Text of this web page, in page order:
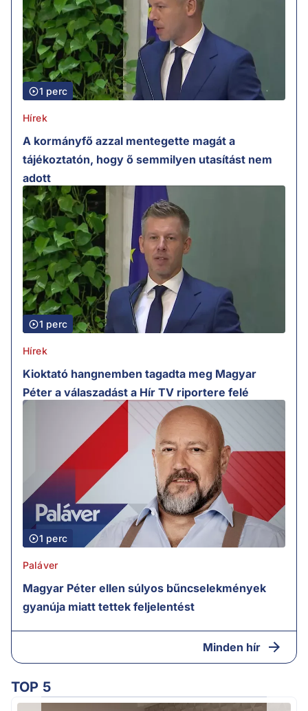
1 perc
Hírek
A kormányfő azzal mentegette magát a
tájékoztatón, hogy ő semmilyen utasítást nem
adott
1 perc
Hírek
Kioktató hangnemben tagadta meg Magyar
Péter a válaszadást a Hír TV riportere felé
1 perc
Paláver
Magyar Péter ellen súlyos bűncselekmények
gyanúja miatt tettek feljelentést
Minden hír
TOP 5